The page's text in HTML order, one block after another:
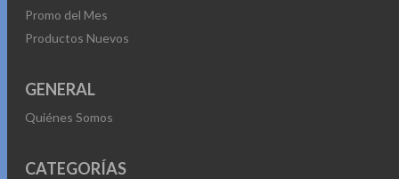
Promo del Mes
Productos Nuevos
GENERAL
Quiénes Somos
CATEGORÍAS